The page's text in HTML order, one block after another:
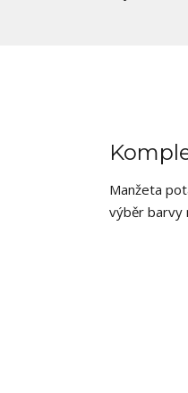
Manžeta
výběr barvy